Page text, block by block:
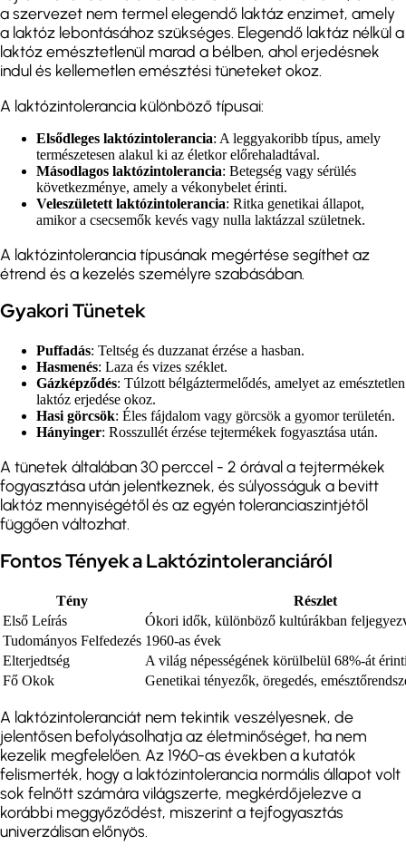
a szervezet nem termel elegendő laktáz enzimet, amely
a laktóz lebontásához szükséges. Elegendő laktáz nélkül a
laktóz emésztetlenül marad a bélben, ahol erjedésnek
indul és kellemetlen emésztési tüneteket okoz.
A laktózintolerancia különböző típusai:
Elsődleges laktózintolerancia: A leggyakoribb típus, amely
természetesen alakul ki az életkor előrehaladtával.
Másodlagos laktózintolerancia: Betegség vagy sérülés
következménye, amely a vékonybelet érinti.
Veleszületett laktózintolerancia: Ritka genetikai állapot,
amikor a csecsemők kevés vagy nulla laktázzal születnek.
A laktózintolerancia típusának megértése segíthet az
étrend és a kezelés személyre szabásában.
Gyakori Tünetek
Puffadás: Teltség és duzzanat érzése a hasban.
Hasmenés: Laza és vizes széklet.
Gázképződés: Túlzott bélgáztermelődés, amelyet az emésztetlen
laktóz erjedése okoz.
Hasi görcsök: Éles fájdalom vagy görcsök a gyomor területén.
Hányinger: Rosszullét érzése tejtermékek fogyasztása után.
A tünetek általában 30 perccel - 2 órával a tejtermékek
fogyasztása után jelentkeznek, és súlyosságuk a bevitt
laktóz mennyiségétől és az egyén toleranciaszintjétől
függően változhat.
Fontos Tények a Laktózintoleranciáról
Tény
Részlet
Első Leírás
Ókori idők, különböző kultúrákban
Tudományos Felfedezés 1960-as évek
Elterjedtség
A világ népességének körülbelül 68%-át
Fő Okok
Genetikai tényezők, öregedés,
A laktózintoleranciát nem tekintik veszélyesnek, de
jelentősen befolyásolhatja az életminőséget, ha nem
kezelik megfelelően. Az 1960-as években a kutatók
felismerték, hogy a laktózintolerancia normális állapot volt
sok felnőtt számára világszerte, megkérdőjelezve a
korábbi meggyőződést, miszerint a tejfogyasztás
univerzálisan előnyös.